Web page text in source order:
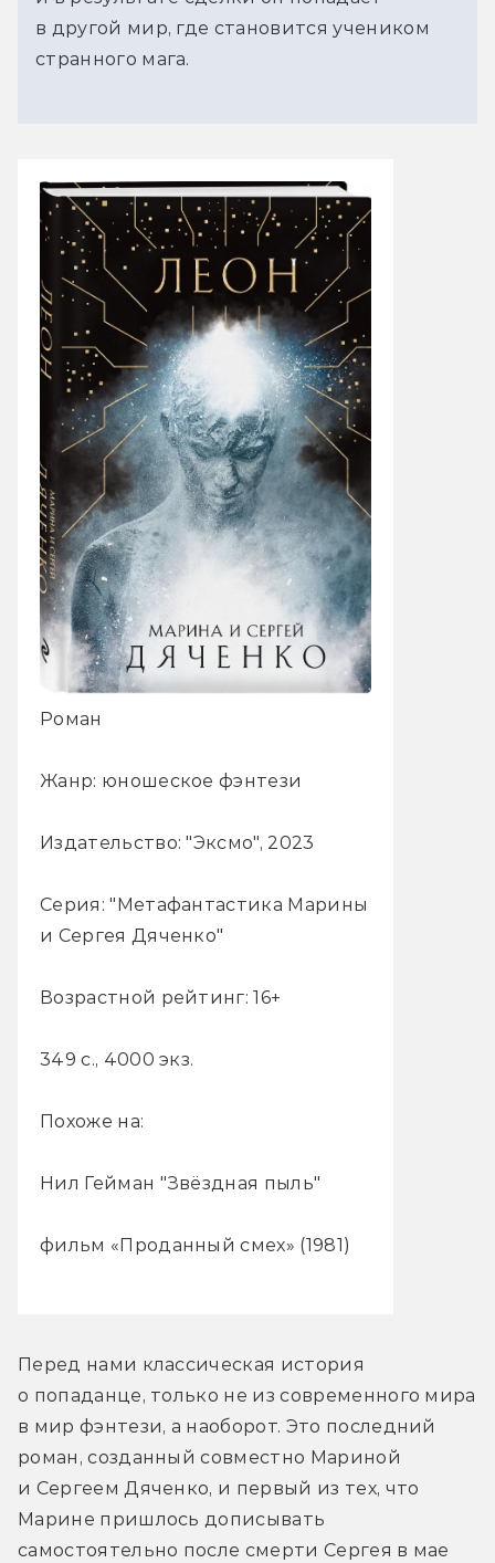
в другой мир, где становится учеником
странного мага.
Роман
Жанр: юношеское фэнтези
Издательство: "Эксмо", 2023
Серия: "Метафантастика Марины
и Сергея Дяченко"
Возрастной рейтинг: 16+
349 с., 4000 экз.
Похоже на:
Нил Гейман "Звёздная пыль"
фильм «Проданный смех» (1981)
Перед нами классическая история
о попаданце, только не из современного мира
в мир фэнтези, а наоборот. Это последний
роман, созданный совместно Мариной
и Сергеем Дяченко, и первый из тех, что
Марине пришлось дописывать
самостоятельно после смерти Сергея в мае